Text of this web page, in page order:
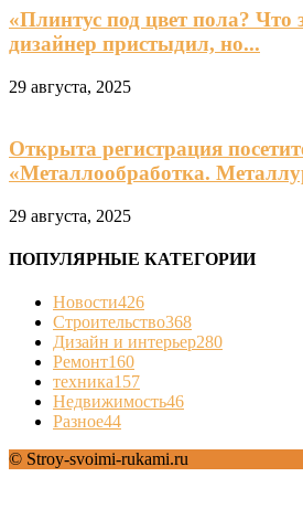
«Плинтус под цвет пола? Что
дизайнер пристыдил, но...
29 августа, 2025
Открыта регистрация
«Металлообработка.
29 августа, 2025
ПОПУЛЯРНЫЕ КАТЕГОРИИ
Новости426
Строительство368
Дизайн и интерьер280
Ремонт160
техника157
Недвижимость46
Разное44
© Stroy-svoimi-rukami.ru